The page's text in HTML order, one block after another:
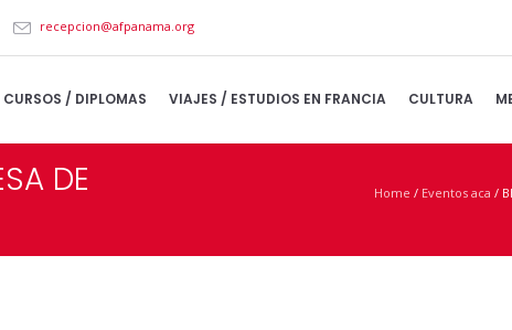
recepcion@afpanama.org
CURSOS / DIPLOMAS VIAJES / ESTUDIOS EN FRANCIA CULTURA
DE
Home / Eventos aca /